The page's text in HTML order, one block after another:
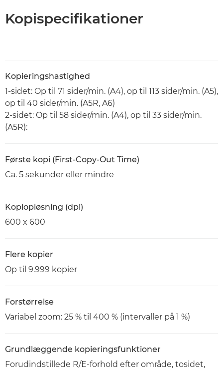
Kopispecifikationer
Kopieringshastighed
1-sidet: Op til 71 sider/min. (A4), op til 113 sider/min. (A5),
op til 40 sider/min. (A5R, A6)
2-sidet: Op til 58 sider/min. (A4), op til 33 sider/min.
(A5R):
Første kopi (First-Copy-Out Time)
Ca. 5 sekunder eller mindre
Kopiopløsning (dpi)
600 x 600
Flere kopier
Op til 9.999 kopier
Forstørrelse
Variabel zoom: 25 % til 400 % (intervaller på 1 %)
Grundlæggende kopieringsfunktioner
Forudindstillede R/E-forhold efter område, tosidet,